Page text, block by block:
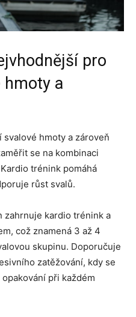
pro
hmoty a
hmoty a zároveň
se na kombinaci
trénink pomáhá
růst svalů.
zahrnuje kardio trénink a
což znamená 3 až 4
skupinu. Doporučuje
zatěžování, kdy se
při každém